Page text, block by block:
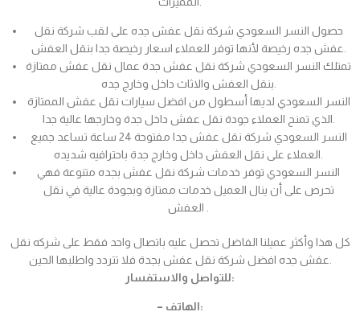
حصول النسر السعودي شركة نقل عفش جده على لقب شركة نقل
تمتلك النسر السعودي شركة نقل عفش جدة عمال نقل عفش ممتازة
النسر السعودي لديها أسطول من افضل سيارات نقل عفش الممتازة
النسر السعودي شركة نقل عفش جدا مفتوحة 24 ساعة تساعد جميع
النسر السعودي توفر خدمات شركة نقل عفش بجده متنوعة فهي
تحرص على أن ينال العميل خدمات ممتازة وبجودة عالية في نقل
كل هذا وأكثر عميلنا الفاضل تحصل عليه باتصال واحد فقط على شركه نقل
للتواصل والاستفسار:
– الهاتف: